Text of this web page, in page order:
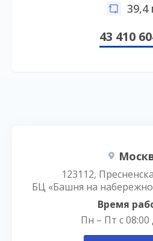
39,4
43 410
123112,
БЦ «Башня на
Время
Пн – Пт с 08:00